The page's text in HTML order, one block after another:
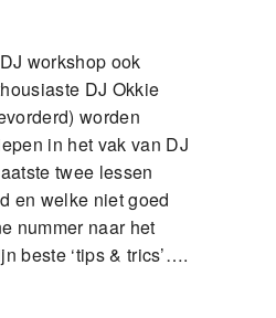
workshop ook
DJ Okkie
worden
in het vak van DJ
twee lessen
en welke niet goed
nummer naar het
beste ‘tips & trics’….